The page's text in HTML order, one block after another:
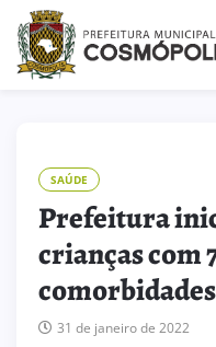
SAÚDE
Prefeitura
crianças com
comorbidades
31 de janeiro de 2022